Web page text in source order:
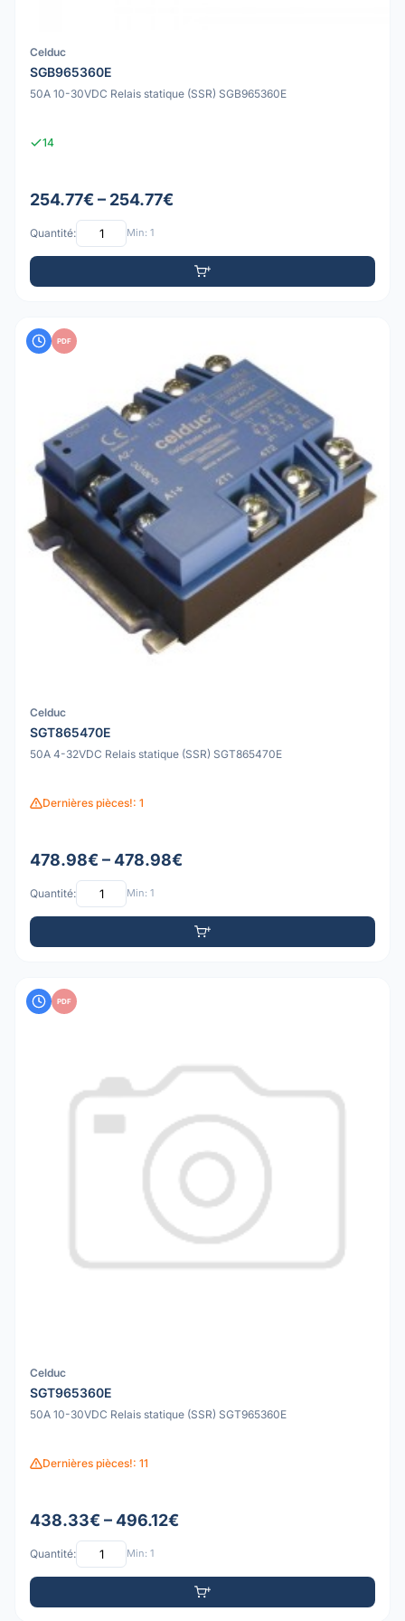
Celduc
SGB965360E
50A 10-30VDC Relais statique (SSR) SGB965360E
14
254.77€ – 254.77€
Quantité: Min: 1
PDF
Celduc
SGT865470E
50A 4-32VDC Relais statique (SSR) SGT865470E
Dernières pièces!: 1
478.98€ – 478.98€
Quantité: Min: 1
PDF
Celduc
SGT965360E
50A 10-30VDC Relais statique (SSR) SGT965360E
Dernières pièces!: 11
438.33€ – 496.12€
Quantité: Min: 1